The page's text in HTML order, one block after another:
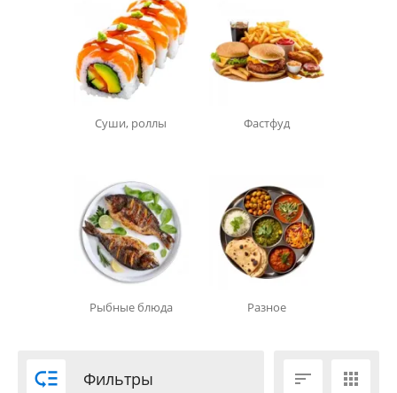
Суши, роллы Фастфуд
Рыбные блюда Разное
 Фильтры  